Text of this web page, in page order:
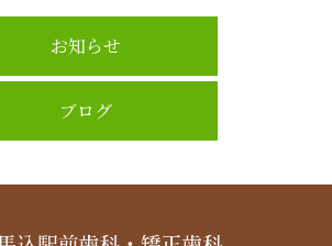
お知らせ
ブログ